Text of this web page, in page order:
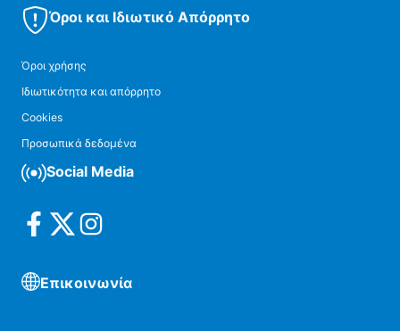
Όροι και Ιδιωτικό Απόρρητο
Όροι χρήσης
Ιδιωτικότητα και απόρρητο
Cookies
Προσωπικά δεδομένα
Social Media
Επικοινωνία